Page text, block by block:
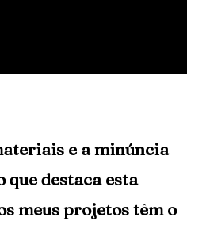
e a minúncia
que destaca esta
meus projetos têm o